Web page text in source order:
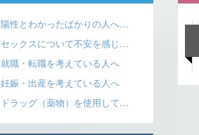
陽性とわかったばかりの人へ…
セックスについて不安を感じ…
就職・転職を考えている人へ
妊娠・出産を考えている人へ
ドラッグ（薬物）を使用して…